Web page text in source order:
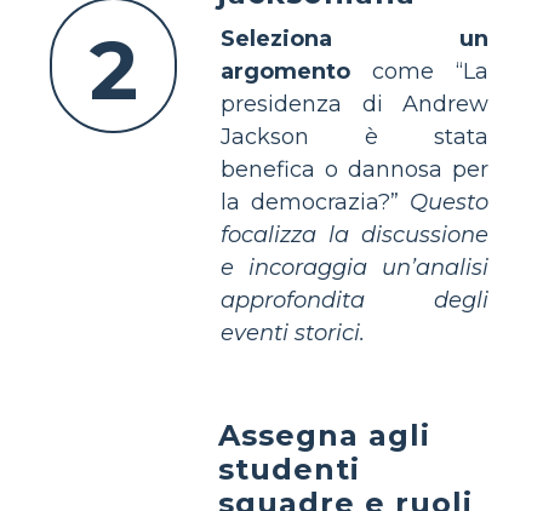
2
Seleziona un
argomento come “La
presidenza di Andrew
Jackson è stata
benefica o dannosa per
la democrazia?” Questo
focalizza la discussione
e incoraggia un’analisi
approfondita degli
eventi storici.
Assegna agli
studenti
squadre e ruoli